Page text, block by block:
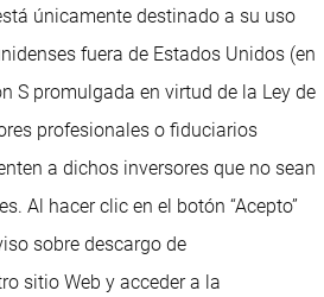
únicamente destinado a su uso
fuera de Estados Unidos (en
S promulgada en virtud de la Ley de
profesionales o fiduciarios
a dichos inversores que no sean
Al hacer clic en el botón “Acepto”
sobre descargo de
sitio Web y acceder a la